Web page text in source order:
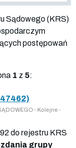
Sądowego (KRS)
postępowań
1 z 5:
- Kolejne -
do rejestru KRS
grupy